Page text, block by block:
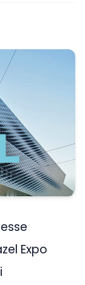
Expo